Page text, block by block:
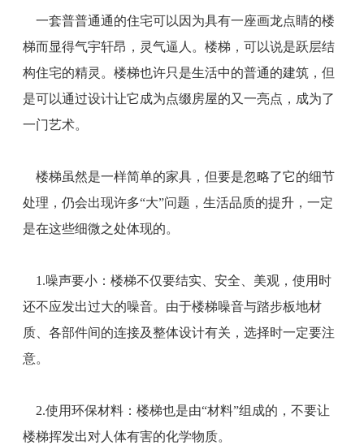
一套普普通通的住宅可以因为具有一座画龙点睛的楼
梯而显得气宇轩昂，灵气逼人。楼梯，可以说是跃层结
构住宅的精灵。楼梯也许只是生活中的普通的建筑，但
是可以通过设计让它成为点缀房屋的又一亮点，成为了
一门艺术。
楼梯虽然是一样简单的家具，但要是忽略了它的细节
处理，仍会出现许多“大”问题，生活品质的提升，一定
是在这些细微之处体现的。
1.噪声要小：楼梯不仅要结实、安全、美观，使用时
还不应发出过大的噪音。由于楼梯噪音与踏步板地材
质、各部件间的连接及整体设计有关，选择时一定要注
意。
2.使用环保材料：楼梯也是由“材料”组成的，不要让
楼梯挥发出对人体有害的化学物质。